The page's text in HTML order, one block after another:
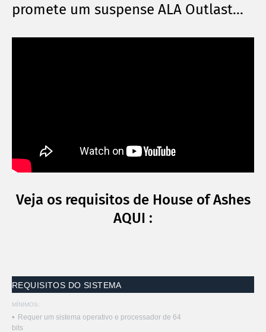
promete um suspense ALA Outlast...
Veja os requisitos de House of Ashes
AQUI :
REQUISITOS DO SISTEMA
MÍNIMOS:
Requer um sistema operativo e processador de 64
bits